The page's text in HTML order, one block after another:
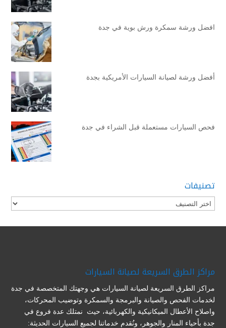
افضل ورشة سمكرة ورش بوية في جدة
أفضل ورشة لصيانة السيارات الأمريكية بجدة
فحص السيارات مستعملة قبل الشراء في جدة
تصنيفات
تصنيفات
مراكز الطرق السريعة لصيانة السيارات
مراكز الطرق السريعة لصيانة السيارات هي وجهتك المتخصصة في جدة
لخدمات الفحص والصيانة والبرمجة والسمكرة وتوضيب المحركات،
واصلاح الأعطال الميكانيكية والكهربائية، حيث نمتلك عدة فروع في
جدة بأحياء المنار والجوهر، ونُقدم خدماتنا لجميع السيارات الحديثة: